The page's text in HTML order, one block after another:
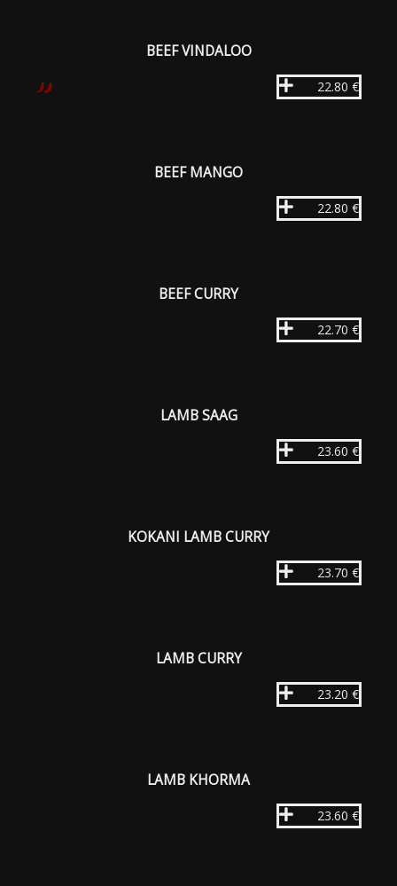
BEEF VINDALOO
22.80 €
BEEF MANGO
22.80 €
BEEF CURRY
22.70 €
LAMB SAAG
23.60 €
KOKANI LAMB CURRY
23.70 €
LAMB CURRY
23.20 €
LAMB KHORMA
23.60 €